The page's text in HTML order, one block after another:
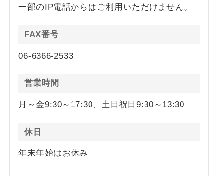
一部のIP電話からはご利用いただけません。
FAX番号
06-6366-2533
営業時間
月～金9:30～17:30、土日祝日9:30～13:30
休日
年末年始はお休み